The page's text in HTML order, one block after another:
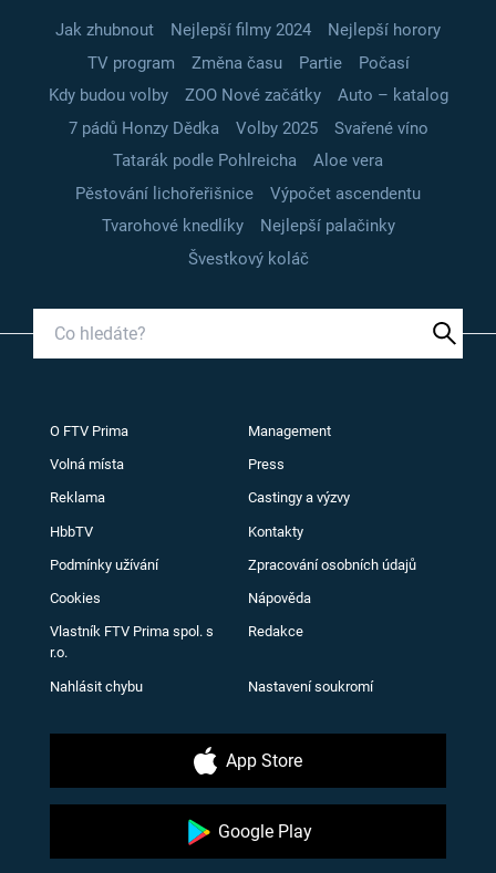
Jak zhubnout Nejlepší filmy 2024
Nejlepší horory
TV program
Změna času Partie
Počasí
Kdy budou volby
ZOO Nové začátky
Auto – katalog
7 pádů Honzy Dědka
Volby 2025
Svařené víno
Tatarák podle Pohlreicha
Aloe vera
Pěstování lichořeřišnice
Výpočet ascendentu
Tvarohové knedlíky
Nejlepší palačinky
Švestkový koláč
O FTV Prima Management
Volná místa Press
Reklama Castingy a výzvy
HbbTV Kontakty
Podmínky užívání Zpracování osobních údajů
Cookies Nápověda
Vlastník FTV Prima spol. s
r.o.
Redakce
Nahlásit chybu Nastavení soukromí
App Store
Google Play